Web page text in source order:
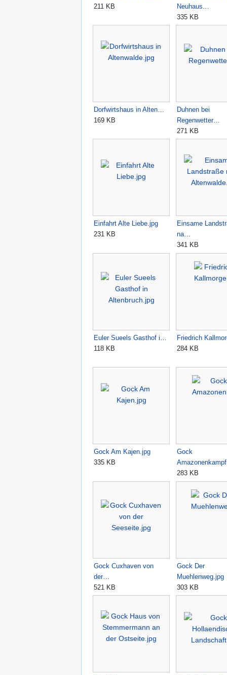
211 KB
Neuhaus…
335 KB
Dorfwirtshaus in Alten…
169 KB
Duhnen bei
Regenwetter…
271 KB
Einfahrt Alte Liebe.jpg
231 KB
Einsame
na…
341 KB
Euler Sueels Gasthof i…
118 KB
Friedrich
284 KB
Gock Am Kajen.jpg
335 KB
Gock
283 KB
Gock Cuxhaven von
der…
521 KB
Gock Der
Muehlenweg.jpg
303 KB